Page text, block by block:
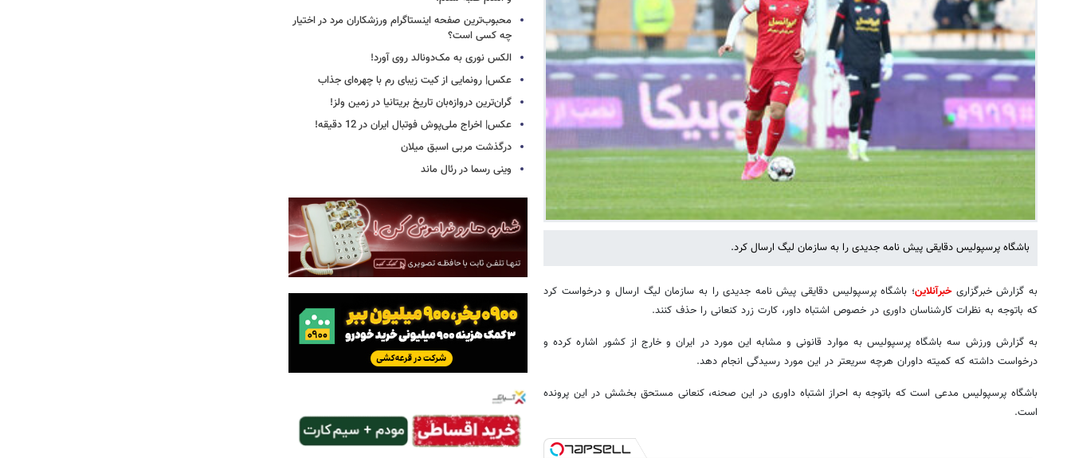
باشگاه پرسپولیس دقایقی پیش نامه جدیدی را به سازمان لیگ ارسال کرد.
به گزارش خبرگزاریخبرآنلاین؛ باشگاه پرسپولیس دقایقی پیش نامه جدیدی را به سازمان لیگ ارسال و درخواست کرد
که باتوجه به نظرات کارشناسان داوری در خصوص اشتباه داور، کارت زرد کنعانی را حذف کنند.
به گزارش ورزش سه باشگاه پرسپولیس به موارد قانونی و مشابه این مورد در ایران و خارج از کشور اشاره کرده و
درخواست داشته که کمیته داوران هرچه سریعتر در این مورد رسیدگی انجام دهد.
باشگاه پرسپولیس مدعی است که باتوجه به احراز اشتباه داوری در این صحنه، کنعانی مستحق بخشش در این پرونده
است.
محبوب‌ترین صفحه اینستاگرام ورزشکاران مرد در اختیار
چه کسی است؟
الکس نوری به مک‌دونالد روی آورد!
عکس| رونمایی از کیت زیبای رم با چهره‌ای جذاب
گران‌ترین دروازه‌بان تاریخ بریتانیا در زمین ولز!
عکس| اخراج ملی‌پوش فوتبال ایران در 12 دقیقه!
درگذشت مربی اسبق میلان
وینی رسما در رئال ماند